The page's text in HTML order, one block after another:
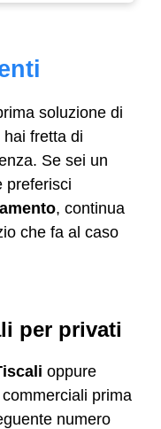
soluzione di
fretta di
Se sei un
preferisci
, continua
che fa al caso
per privati
oppure
prima
numero